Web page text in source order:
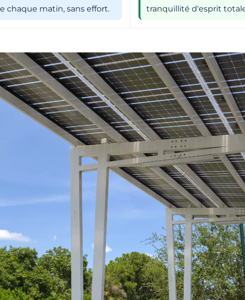
chaque matin, sans effort.
tranquillité d'esprit